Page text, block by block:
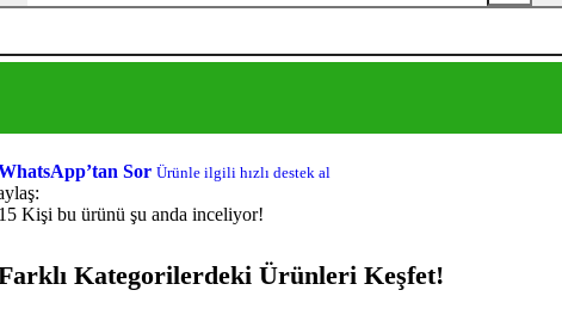
Sor Ürünle ilgili hızlı destek al
Kişi bu ürünü şu anda inceliyor!
Kategorilerdeki Ürünleri Keşfet!